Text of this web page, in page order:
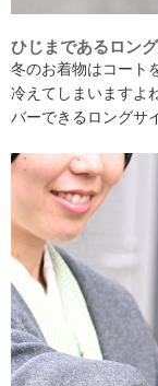
ひじまであるロン
冬のお着物はコート
冷えてしまいますよ
バーできるロングサ